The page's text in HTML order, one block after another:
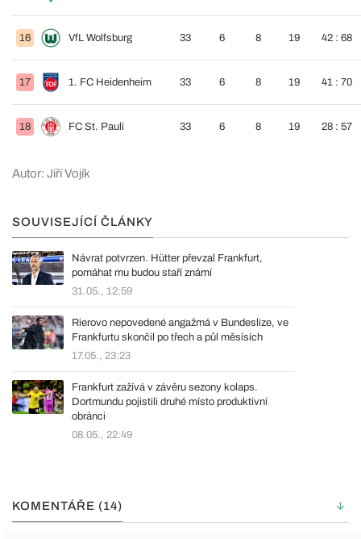
16 VfL Wolfsburg 33 6 8 19 42 : 68
17 1. FC Heidenheim 33 6 8 19 41 : 70
18 FC St. Pauli 33 6 8 19 28 : 57
Autor: Jiří Vojík
SOUVISEJÍCÍ ČLÁNKY
Návrat potvrzen. Hütter převzal Frankfurt,
pomáhat mu budou staří známí
31.05., 12:59
Rierovo nepovedené angažmá v Bundeslize, ve
Frankfurtu skončil po třech a půl měsísích
17.05., 23:23
Frankfurt zažívá v závěru sezony kolaps.
Dortmundu pojistili druhé místo produktivní
obránci
08.05., 22:49
KOMENTÁŘE (14)